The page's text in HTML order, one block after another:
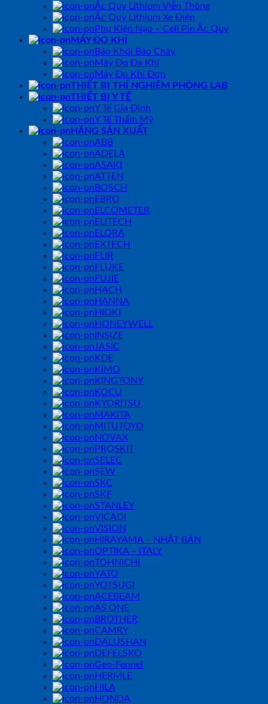
Ắc Quy Lithium Viễn Thông
Ắc Quy Lithium Xe Điện
Phụ Kiện Nạp – Cell Pin Ắc Quy
MÁY ĐO KHÍ
Báo Khói Báo Cháy
Máy Đo Đa Khí
Máy Đo Khí Đơn
THIẾT BỊ THÍ NGHIỆM PHÒNG LAB
THIẾT BỊ Y TẾ
Y Tế Gia Đình
Y Tế Thẩm Mỹ
HÃNG SẢN XUẤT
ABB
ADELA
ASAKI
ATTEN
BOSCH
EBRO
ELCOMETER
ELITECH
ELORA
EXTECH
FLIR
FLUKE
FUJIE
HACH
HANNA
HIOKI
HONEYWELL
INSIZE
JASIC
KDE
KIMO
KINGTONY
KOCU
KYORITSU
MAKITA
MITUTOYO
NOVAX
PROSKIT
SELEC
SEW
SKC
SKF
STANLEY
VICADI
VISION
HIRAYAMA – NHẬT BẢN
OPTIKA – ITALY
TOHNICHI
YATO
YOTSUGI
ACEBEAM
AS ONE
BROTHER
CAMRY
DALUSHAN
DEFELSKO
Geo-Fennel
HERMLE
HILA
HONDA